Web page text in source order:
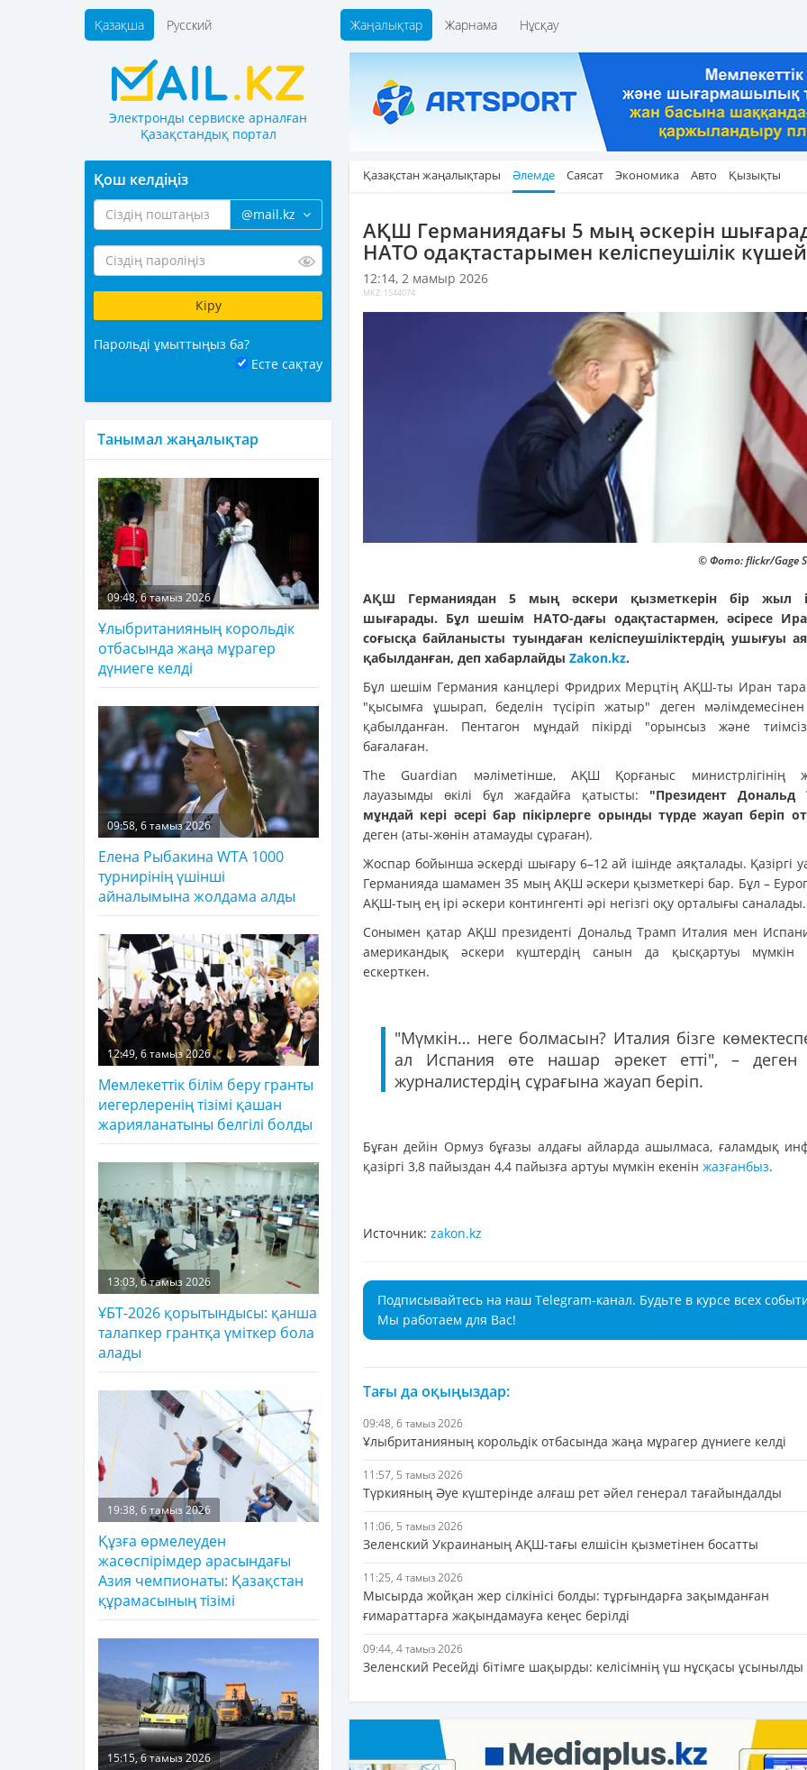
Жаңалықтар Жарнама Нұсқау
Қазақша Русский
Электронды сервиске арналған
Қазақстандық портал
Қазақстан жаңалықтары Әлемде Саясат Экономика Авто Қызықты
АҚШ Германиядағы 5 мың әскерін
НАТО одақтастарымен келіспеушілік
12:14, 2 мамыр 2026
MKZ: 1544074
© Фото: flickr/Gage
АҚШ Германиядан 5 мың әскери қызметкерін бір жыл
шығарады. Бұл шешім НАТО-дағы одақтастармен, әсіресе
соғысқа байланысты туындаған келіспеушіліктердің ушығуы
қабылданған, деп хабарлайды Zakon.kz.
Бұл шешім Германия канцлері Фридрих Мерцтің АҚШ-ты Иран
"қысымға ұшырап, беделін түсіріп жатыр" деген
қабылданған. Пентагон мұндай пікірді "орынсыз және
бағалаған.
The Guardian мәліметінше, АҚШ Қорғаныс министрлігінің
лауазымды өкілі бұл жағдайға қатысты: "Президент Дональд
мұндай кері әсері бар пікірлерге орынды түрде жауап беріп
деген (аты-жөнін атамауды сұраған).
Жоспар бойынша әскерді шығару 6–12 ай ішінде аяқталады. Қазіргі
Германияда шамамен 35 мың АҚШ әскери қызметкері бар. Бұл –
АҚШ-тың ең ірі әскери контингенті әрі негізгі оқу орталығы саналады.
Сонымен қатар АҚШ президенті Дональд Трамп Италия мен
американдық әскери күштердің санын да қысқартуы мүмкін
ескерткен.
"Мүмкін… неге болмасын? Италия бізге
ал Испания өте нашар әрекет етті", – деген
журналистердің сұрағына жауап беріп.
Бұған дейін Ормуз бұғазы алдағы айларда ашылмаса, ғаламдық
қазіргі 3,8 пайыздан 4,4 пайызға артуы мүмкін екенін жазғанбыз.
Источник: zakon.kz
Подписывайтесь на наш Telegram-канал. Будьте в курсе всех
Мы работаем для Вас!
Тағы да оқыңыздар:
09:48, 6 тамыз 2026
Ұлыбританияның корольдік отбасында жаңа мұрагер дүниеге келді
11:57, 5 тамыз 2026
Түркияның Әуе күштерінде алғаш рет әйел генерал тағайындалды
11:06, 5 тамыз 2026
Зеленский Украинаның АҚШ-тағы елшісін қызметінен босатты
11:25, 4 тамыз 2026
Мысырда жойқан жер сілкінісі болды: тұрғындарға зақымданған
ғимараттарға жақындамауға кеңес берілді
09:44, 4 тамыз 2026
Зеленский Ресейді бітімге шақырды: келісімнің үш нұсқасы ұсынылды
Қош келдіңіз
@mail.kz
Парольді ұмыттыңыз ба?
Есте сақтау
Танымал жаңалықтар
09:48, 6 тамыз 2026
Ұлыбританияның корольдік
отбасында жаңа мұрагер
дүниеге келді
09:58, 6 тамыз 2026
Елена Рыбакина WTA 1000
турнирінің үшінші
айналымына жолдама алды
12:49, 6 тамыз 2026
Мемлекеттік білім беру гранты
иегерлеренің тізімі қашан
жарияланатыны белгілі болды
13:03, 6 тамыз 2026
ҰБТ-2026 қорытындысы: қанша
талапкер грантқа үміткер бола
алады
19:38, 6 тамыз 2026
Құзға өрмелеуден
жасөспірімдер арасындағы
Азия чемпионаты: Қазақстан
құрамасының тізімі
15:15, 6 тамыз 2026